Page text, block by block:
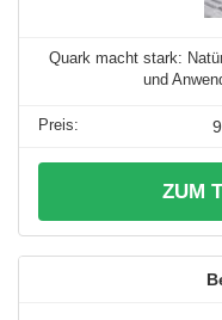
Quark macht stark:
und
ZUM